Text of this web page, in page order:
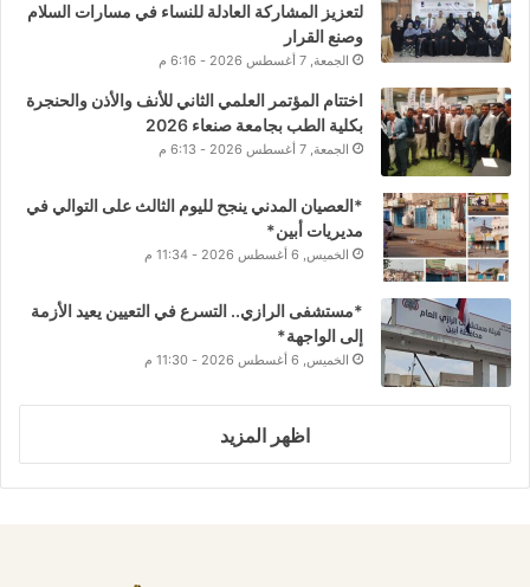
لتعزيز المشاركة العادلة للنساء في مسارات السلام
وصنع القرار
الجمعة, 7 أغسطس 2026 - 6:16 م
اختتام المؤتمر العلمي الثاني للأنف والأذن والحنجرة
بكلية الطب بجامعة صنعاء 2026
الجمعة, 7 أغسطس 2026 - 6:13 م
*العصيان المدني ينجح لليوم الثالث على التوالي في
مديريات أبين*
الخميس, 6 أغسطس 2026 - 11:34 م
*مستشفى الرازي.. التسرع في التعيين يعيد الأزمة
إلى الواجهة*
الخميس, 6 أغسطس 2026 - 11:30 م
اظهر المزيد